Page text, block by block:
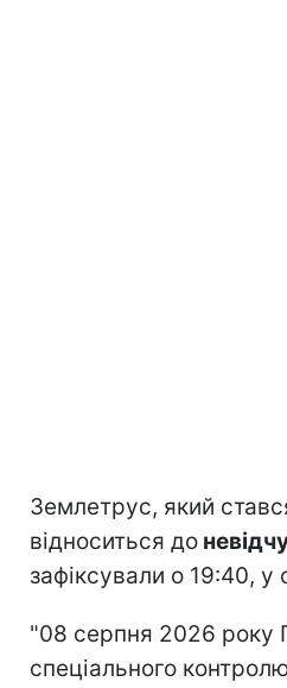
Землетрус, який
відноситься до
зафіксували о 19:40, у
"08 серпня 2026 року
спеціального